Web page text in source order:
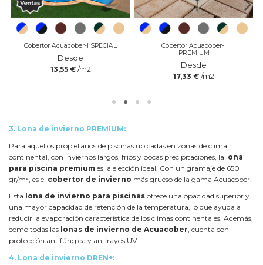
Cobertor Acuacober-I SPECIAL
Desde
13,55 € /m2
Cobertor Acuacober-I
PREMIUM
Desde
17,33 € /m2
3. Lona de invierno PREMIUM:
Para aquellos propietarios de piscinas ubicadas en zonas de clima
continental, con inviernos largos, fríos y pocas precipitaciones, la lona
para piscina premium es la elección ideal. Con un gramaje de 650
gr/m², es el cobertor de invierno más grueso de la gama Acuacober.
Esta lona de invierno para piscinas ofrece una opacidad superior y
una mayor capacidad de retención de la temperatura, lo que ayuda a
reducir la evaporación característica de los climas continentales. Además,
como todas las lonas de invierno de Acuacober, cuenta con
protección antifúngica y antirayos UV.
4. Lona de invierno DREN+: